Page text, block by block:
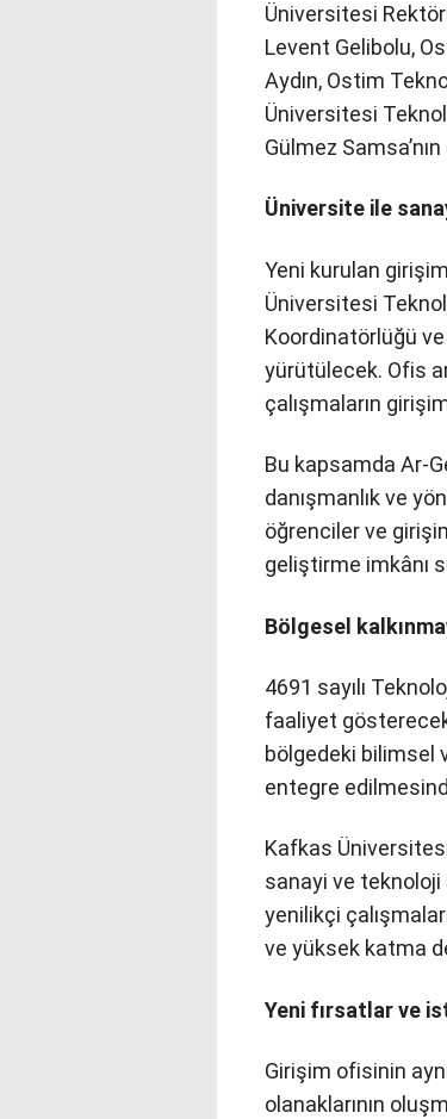
Üniversitesi
Levent Gelibolu,
Aydın, Ostim
Üniversitesi
Gülmez
Üniversite ile
Yeni kurulan
Üniversitesi
Koordinatörlüğü
yürütülecek. Ofis
çalışmaların
Bu kapsamda Ar-
danışmanlık ve
öğrenciler ve
geliştirme imkânı
Bölgesel
4691 sayılı
faaliyet
bölgedeki bilimsel
entegre
Kafkas
sanayi ve teknoloji
yenilikçi
ve yüksek katma
Yeni fırsatlar ve
Girişim ofisinin
olanaklarının